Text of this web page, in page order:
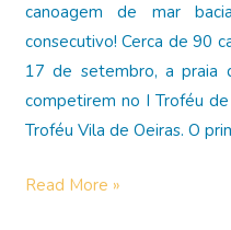
canoagem de mar
consecutivo! Cerca de 90
17 de setembro, a praia
competirem no I Troféu
Troféu Vila de Oeiras. O
IRead More »